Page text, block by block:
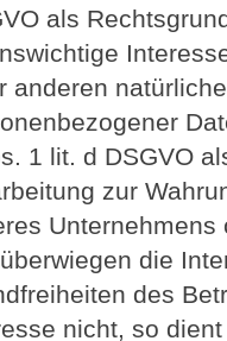
als
anderen
1 lit. d DSGVO
zur
die
des
nicht, so